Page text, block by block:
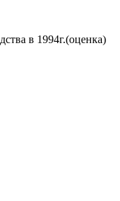
в 1994г.(оценка)